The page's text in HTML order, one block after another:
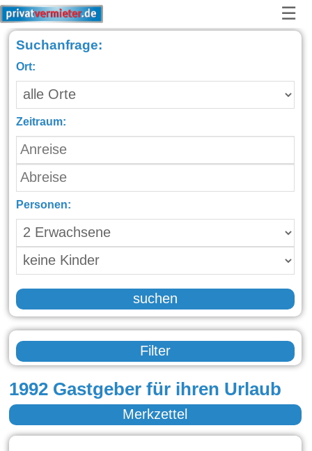
☰
Suchanfrage:
Ort:
Zeitraum:
Personen:
suchen
Filter
1992 Gastgeber für ihren Urlaub
Merkzettel